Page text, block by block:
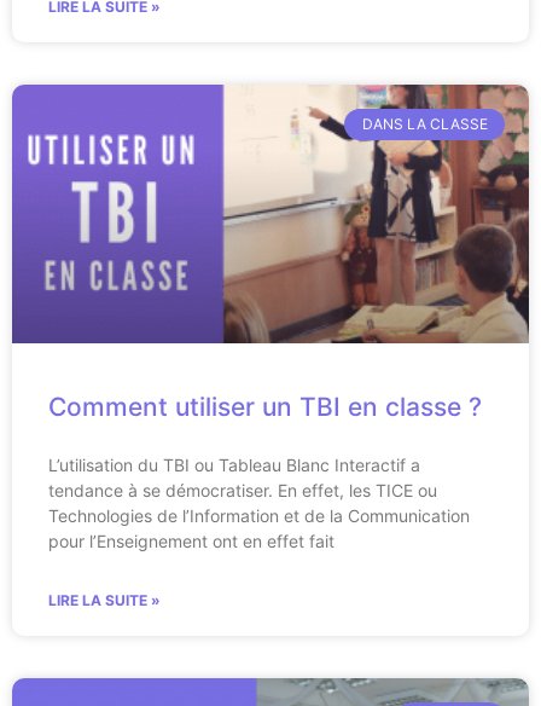
LIRE LA SUITE »
DANS LA CLASSE
Comment utiliser un TBI en classe ?
L’utilisation du TBI ou Tableau Blanc Interactif a
tendance à se démocratiser. En effet, les TICE ou
Technologies de l’Information et de la Communication
pour l’Enseignement ont en effet fait
LIRE LA SUITE »